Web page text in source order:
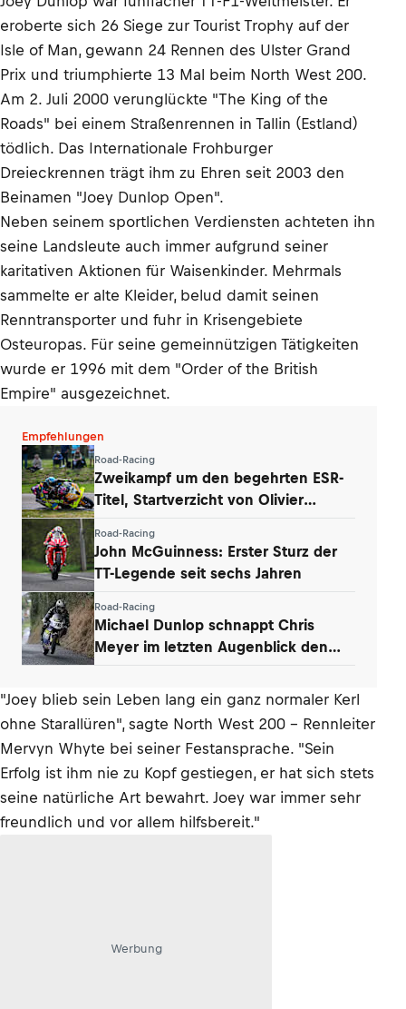
eroberte sich 26 Siege zur Tourist Trophy auf der
Isle of Man, gewann 24 Rennen des Ulster Grand
Prix und triumphierte 13 Mal beim North West 200.
Am 2. Juli 2000 verunglückte "The King of the
Roads" bei einem Straßenrennen in Tallin (Estland)
tödlich. Das Internationale Frohburger
Dreieckrennen trägt ihm zu Ehren seit 2003 den
Beinamen "Joey Dunlop Open".
Neben seinem sportlichen Verdiensten achteten ihn
seine Landsleute auch immer aufgrund seiner
karitativen Aktionen für Waisenkinder. Mehrmals
sammelte er alte Kleider, belud damit seinen
Renntransporter und fuhr in Krisengebiete
Osteuropas. Für seine gemeinnützigen Tätigkeiten
wurde er 1996 mit dem "Order of the British
Empire" ausgezeichnet.
Empfehlungen
Road-Racing
Zweikampf um den begehrten ESR-
Titel, Startverzicht von Olivier
Road-Racing
John McGuinness: Erster Sturz der
TT-Legende seit sechs Jahren
Road-Racing
Michael Dunlop schnappt Chris
Meyer im letzten Augenblick den
"Joey blieb sein Leben lang ein ganz normaler Kerl
ohne Starallüren", sagte North West 200 - Rennleiter
Mervyn Whyte bei seiner Festansprache. "Sein
Erfolg ist ihm nie zu Kopf gestiegen, er hat sich stets
seine natürliche Art bewahrt. Joey war immer sehr
freundlich und vor allem hilfsbereit."
Werbung